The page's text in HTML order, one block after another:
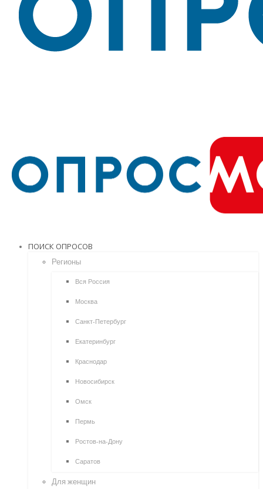
ПОИСК ОПРОСОВ
Регионы
Вся Россия
Москва
Санкт-Петербург
Екатеринбург
Краснодар
Новосибирск
Омск
Пермь
Ростов-на-Дону
Саратов
Для женщин